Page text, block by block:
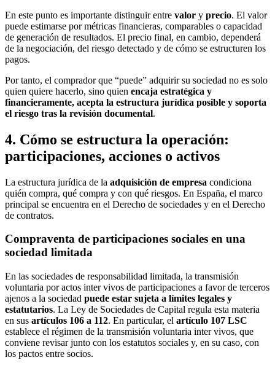
En este punto es importante distinguir entre valor y precio. El valor
puede estimarse por métricas financieras, comparables o capacidad
de generación de resultados. El precio final, en cambio, dependerá
de la negociación, del riesgo detectado y de cómo se estructuren los
pagos.
Por tanto, el comprador que “puede” adquirir su sociedad no es solo
quien quiere hacerlo, sino quien encaja estratégica y
financieramente, acepta la estructura jurídica posible y soporta
el riesgo tras la revisión documental.
4. Cómo se estructura la operación:
participaciones, acciones o activos
La estructura jurídica de la adquisición de empresa condiciona
quién compra, qué compra y con qué riesgos. En España, el marco
principal se encuentra en el Derecho de sociedades y en el Derecho
de contratos.
Compraventa de participaciones sociales en una
sociedad limitada
En las sociedades de responsabilidad limitada, la transmisión
voluntaria por actos inter vivos de participaciones a favor de terceros
ajenos a la sociedad puede estar sujeta a límites legales y
estatutarios. La Ley de Sociedades de Capital regula esta materia
en sus artículos 106 a 112. En particular, el artículo 107 LSC
establece el régimen de la transmisión voluntaria inter vivos, que
conviene revisar junto con los estatutos sociales y, en su caso, con
los pactos entre socios.